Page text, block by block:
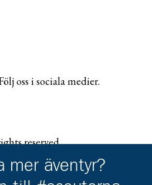
oss i sociala medier.
reserved.
mer äventyr?